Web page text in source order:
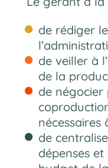
de rédiger
de veiller à
de la
de
nécessaires
de
dépenses